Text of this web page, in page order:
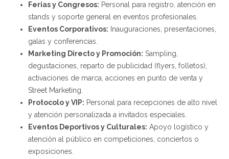
Ferias y Congresos: Personal para registro, atención en
stands y soporte general en eventos profesionales.
Eventos Corporativos: Inauguraciones, presentaciones,
galas y conferencias.
Marketing Directo y Promoción: Sampling,
degustaciones, reparto de publicidad (flyers, folletos),
activaciones de marca, acciones en punto de venta y
Street Marketing.
Protocolo y VIP: Personal para recepciones de alto nivel
y atención personalizada a invitados especiales.
Eventos Deportivos y Culturales: Apoyo logístico y
atención al público en competiciones, conciertos o
exposiciones.